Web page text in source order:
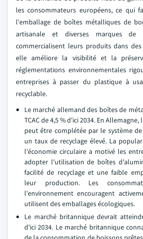
les consommateurs européens, ce qui
l'emballage de boîtes métalliques de
artisanale et diverses marques de
commercialisent leurs produits dans
elle améliore la visibilité et la
réglementations environnementales
entreprises à passer du plastique à
recyclable.
Le marché allemand des boîtes de
TCAC de 4,5 % d'ici 2034. En
peut être complétée par le système
un taux de recyclage élevé. La
l'économie circulaire a motivé les
adopter l'utilisation de boîtes
facilité de recyclage et une faible
leur production. Les
l'environnement encouragent
utilisent des emballages écologiques.
Le marché britannique devrait
d'ici 2034. Le marché britannique